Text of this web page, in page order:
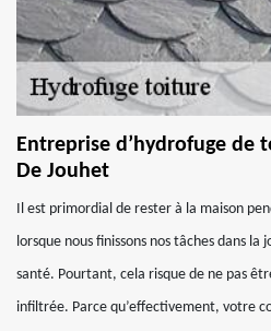
Entreprise d’hydrofuge de
De Jouhet
Il est primordial de rester à la maison
lorsque nous finissons nos tâches dans
santé. Pourtant, cela risque de ne pas
infiltrée. Parce qu’effectivement, votre